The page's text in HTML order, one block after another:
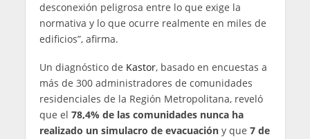
desconexión peligrosa entre lo que exige la
normativa y lo que ocurre realmente en miles de
edificios”, afirma.
Un diagnóstico de Kastor, basado en encuestas a
más de 300 administradores de comunidades
residenciales de la Región Metropolitana, reveló
que el 78,4% de las comunidades nunca ha
realizado un simulacro de evacuacióny que 7 de